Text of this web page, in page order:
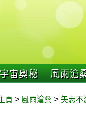
宇宙奧秘 風雨滄
頁 > 風雨滄桑 > 矢志不